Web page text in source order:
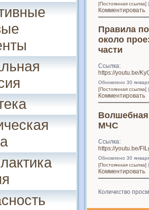
[Постоянная ссылка]
Комментировать
Правила
около
части
Ссылка:
https://youtu.be/
Обновлено 30
[Постоянная ссылка]
Комментировать
Волшебная
МЧС
Ссылка:
https://youtu.be/
Обновлено 30
[Постоянная ссылка]
Комментировать
Количество